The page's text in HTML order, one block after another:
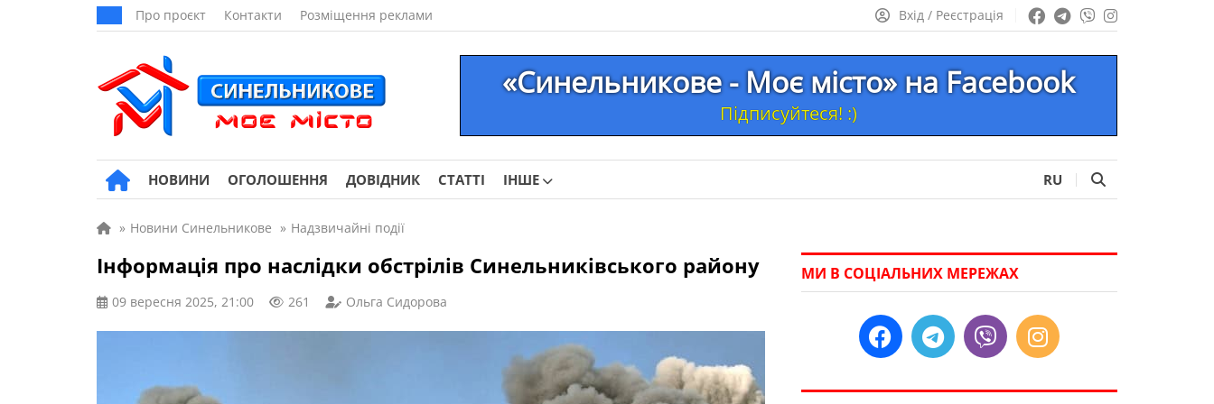
Про проєкт Контакти Розміщення реклами Вхід / Реєстрація
«Синельникове - Моє місто» на Facebook
Підписуйтеся! :)
НОВИНИ ОГОЛОШЕННЯ ДОВІДНИК СТАТТІ ІНШЕ RU
» Новини Синельникове » Надзвичайні події
Інформація про наслідки обстрілів Синельниківського району
09 вересня 2025, 21:00 261 Ольга Сидорова
МИ В СОЦІАЛЬНИХ МЕРЕЖАХ